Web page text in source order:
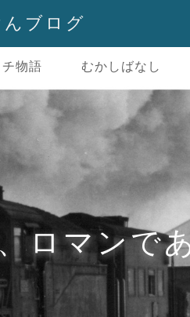
ブログ
物語 むかしばなし
ロマンで